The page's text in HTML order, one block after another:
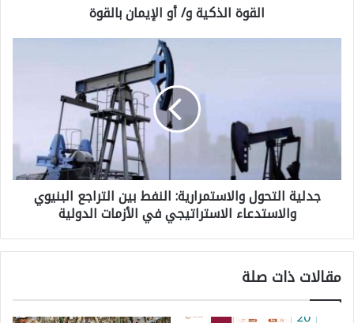
القوة الذكية و/ أو الإيمان بالقوة
ح
جدلية التحول والاستمرارية: النفط بين التراجع البنيوي
والاستدعاء الاستراتيجي في الأزمات الدولية
مقالات ذات صلة